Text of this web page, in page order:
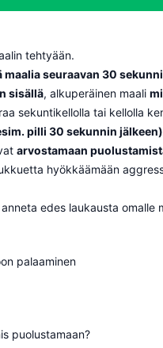
tehtyään.
maalia seuraavan 30
sisällä, alkuperäinen maali
sekuntikellolla tai kellolla
pilli 30 sekunnin jälkeen)
arvostamaan
hyökkäämään
edes laukausta omalle
palaaminen
puolustamaan?